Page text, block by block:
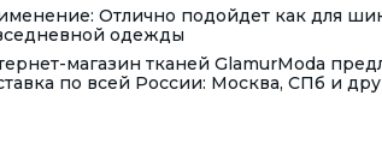
Отлично подойдет как для
одежды
магазин тканей GlamurModa
по всей России: Москва, СПб и